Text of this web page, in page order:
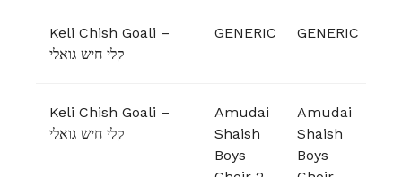
Keli Chish Goali –
קלי חיש גואלי
GENERIC GENERIC
Keli Chish Goali –
קלי חיש גואלי
Amudai
Shaish
Boys
Amudai
Shaish
Boys